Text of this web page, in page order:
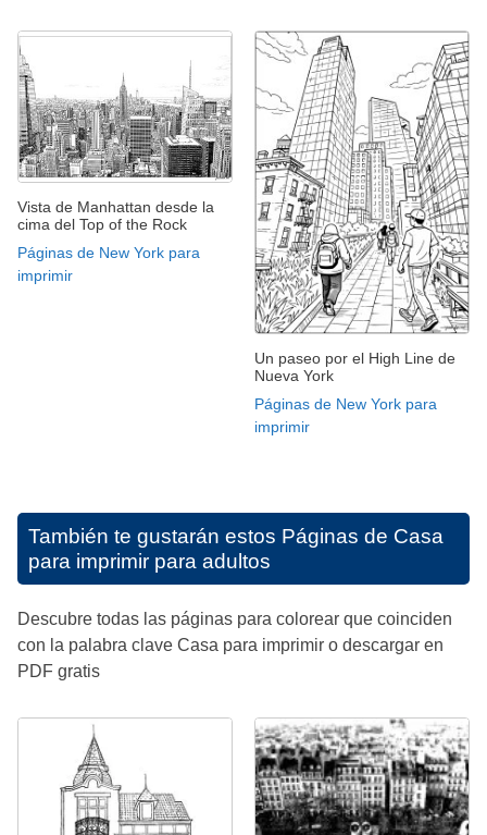
Vista de Manhattan desde la
cima del Top of the Rock
Páginas de New York para
imprimir
Un paseo por el High Line de
Nueva York
Páginas de New York para
imprimir
También te gustarán estos Páginas de Casa
para imprimir para adultos
Descubre todas las páginas para colorear que coinciden
con la palabra clave Casa para imprimir o descargar en
PDF gratis